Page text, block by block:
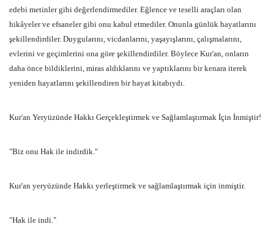
edebi metinler gibi değerlendirmediler. Eğlence ve teselli araçları olan
hikâyeler ve efsaneler gibi onu kabul etmediler. Onunla günlük hayatlarını
şekillendirdiler. Duygularını, vicdanlarını, yaşayışlarını, çalışmalarını,
evlerini ve geçimlerini ona göre şekillendirdiler. Böylece Kur'an, onların
daha önce bildiklerini, miras aldıklarını ve yaptıklarını bir kenara iterek
yeniden hayatlarını şekillendiren bir hayat kitabıydı.
Kur'an Yeryüzünde Hakkı Gerçekleştirmek ve Sağlamlaştırmak İçin İnmiştir!
"Biz onu Hak ile indirdik."
Kur'an yeryüzünde Hakkı yerleştirmek ve sağlamlaştırmak için inmiştir.
"Hak ile indi."